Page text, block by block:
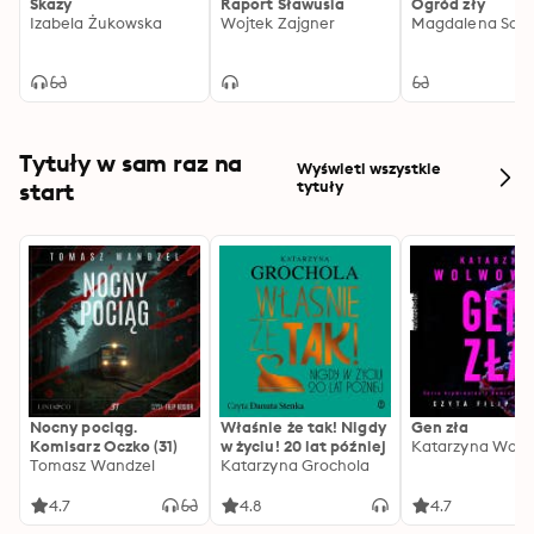
Izabela Żukowska
Wojtek Zajgner
Magdalena
Tytuły w sam raz na
start
Wyświetl wszystkie
tytuły
Nocny pociąg.
Komisarz Oczko (31)
Tomasz Wandzel
4.7
Właśnie że tak! Nigdy
w życiu! 20 lat później
Katarzyna Grochola
4.8
Gen zła
Katarzyna
4.7